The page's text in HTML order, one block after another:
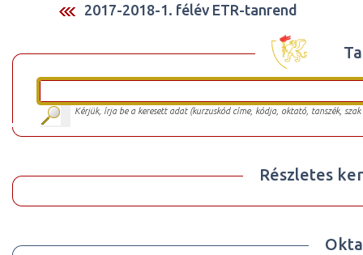
2017-2018-1. félév ETR-tanrend
Kérjük, írja be a keresett adat (kurzuskód címe, kódja, oktató, tanszék,
Részletes